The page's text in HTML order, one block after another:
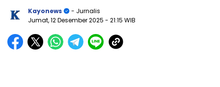
Kayonews
- Jurnalis
Jumat, 12 Desember 2025 - 21:15 WIB